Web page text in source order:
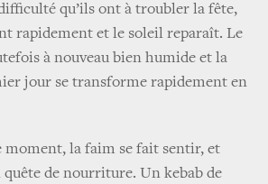
qu’ils ont à troubler la fête,
rapidement et le soleil reparaît. Le
à nouveau bien humide et la
jour se transforme rapidement en
moment, la faim se fait sentir, et
de nourriture. Un kebab de